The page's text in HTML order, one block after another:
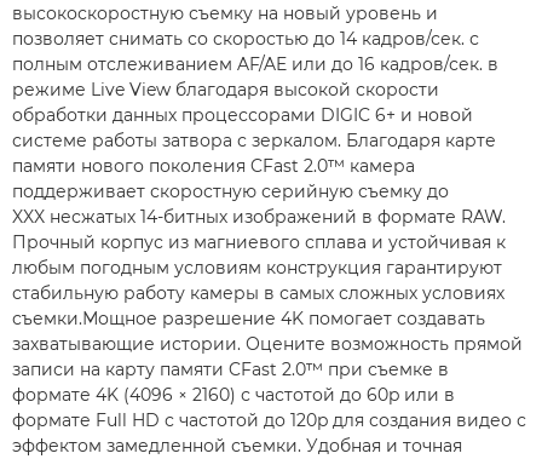
высокоскоростную съемку на новый уровень и
позволяет снимать со скоростью до 14 кадров/сек. с
полным отслеживанием AF/AE или до 16 кадров/сек. в
режиме Live View благодаря высокой скорости
обработки данных процессорами DIGIC 6+ и новой
системе работы затвора с зеркалом. Благодаря карте
памяти нового поколения CFast 2.0™ камера
поддерживает скоростную серийную съемку до
XXX несжатых 14-битных изображений в формате RAW.
Прочный корпус из магниевого сплава и устойчивая к
любым погодным условиям конструкция гарантируют
стабильную работу камеры в самых сложных условиях
съемки.Мощное разрешение 4K помогает создавать
захватывающие истории. Оцените возможность прямой
записи на карту памяти CFast 2.0™ при съемке в
формате 4K (4096 × 2160) с частотой до 60p или в
формате Full HD с частотой до 120p для создания видео с
эффектом замедленной съемки. Удобная и точная